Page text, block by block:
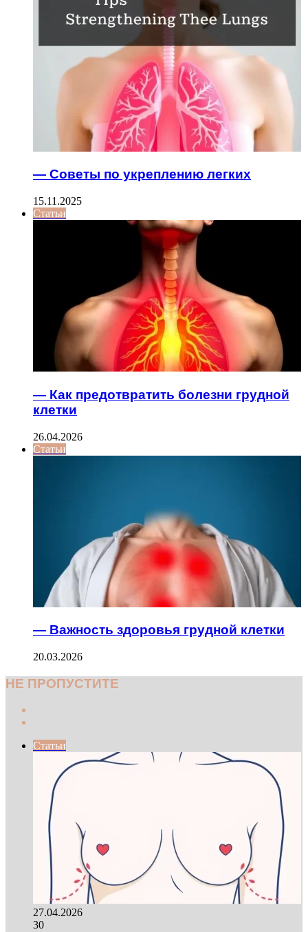
— Советы по укреплению легких
15.11.2025
Статьи
— Как предотвратить болезни грудной
клетки
26.04.2026
Статьи
— Важность здоровья грудной клетки
20.03.2026
НЕ ПРОПУСТИТЕ
Статьи
27.04.2026
30